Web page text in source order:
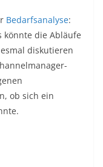
Bedarfsanalyse:
könnte die Abläufe
diskutieren
ob sich ein